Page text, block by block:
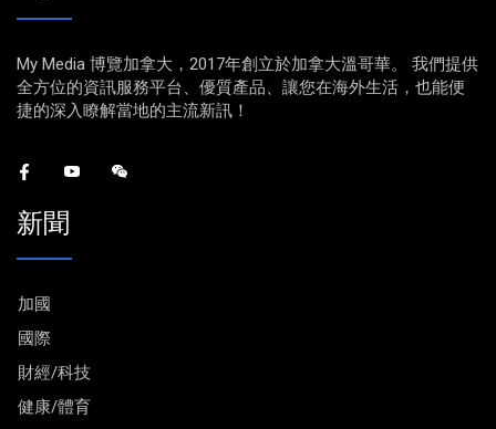
My Media 博覽加拿大，2017年創立於加拿大溫哥華。 我們提供
全方位的資訊服務平台、優質產品、讓您在海外生活，也能便
捷的深入瞭解當地的主流新訊！
新聞
加國
國際
財經/科技
健康/體育